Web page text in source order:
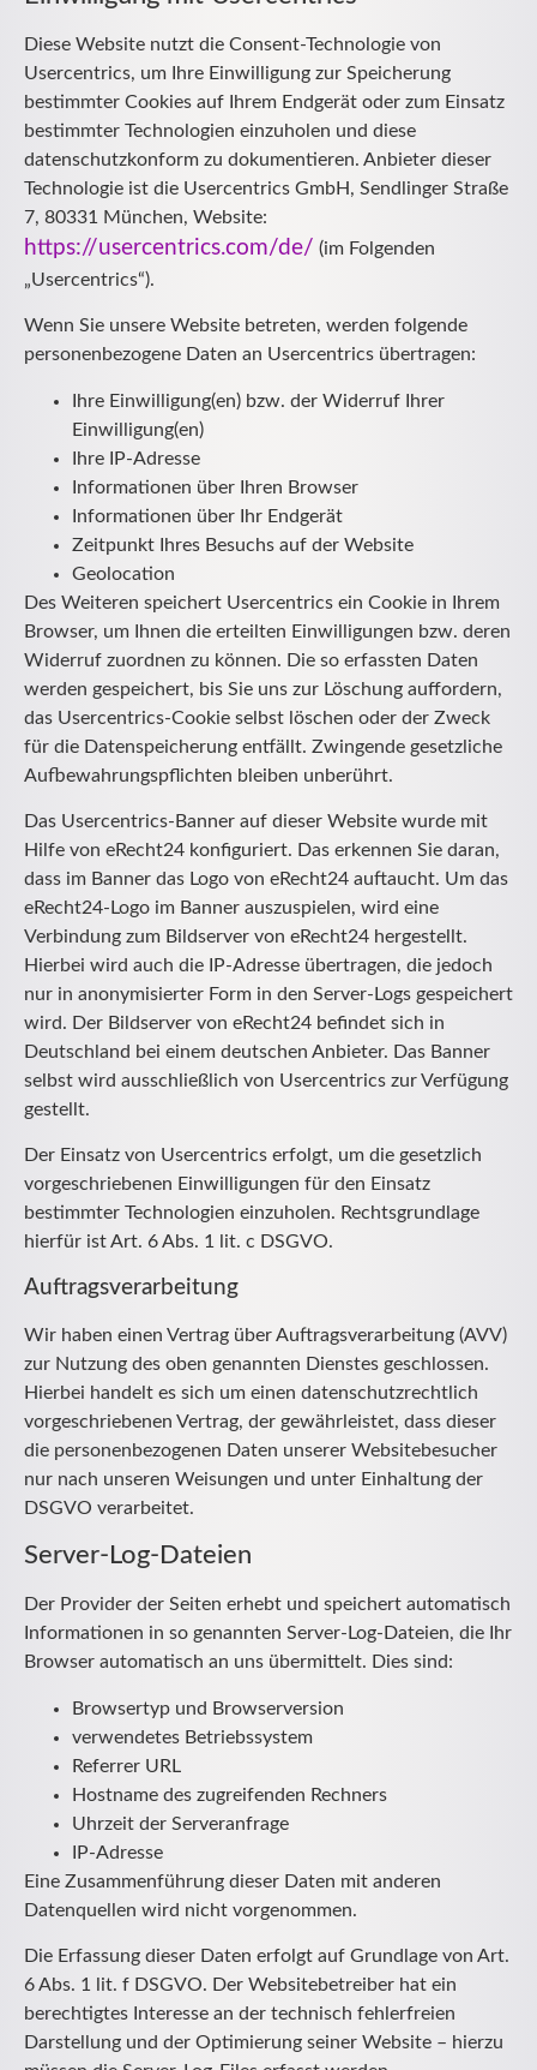
Diese Website nutzt die Consent-Technologie von
Usercentrics, um Ihre Einwilligung zur Speicherung
bestimmter Cookies auf Ihrem Endgerät oder zum Einsatz
bestimmter Technologien einzuholen und diese
datenschutzkonform zu dokumentieren. Anbieter dieser
Technologie ist die Usercentrics GmbH, Sendlinger Straße
7, 80331 München, Website:
https://usercentrics.com/de/ (im Folgenden
„Usercentrics“).
Wenn Sie unsere Website betreten, werden folgende
personenbezogene Daten an Usercentrics übertragen:
Ihre Einwilligung(en) bzw. der Widerruf Ihrer
Einwilligung(en)
Ihre IP-Adresse
Informationen über Ihren Browser
Informationen über Ihr Endgerät
Zeitpunkt Ihres Besuchs auf der Website
Geolocation
Des Weiteren speichert Usercentrics ein Cookie in Ihrem
Browser, um Ihnen die erteilten Einwilligungen bzw. deren
Widerruf zuordnen zu können. Die so erfassten Daten
werden gespeichert, bis Sie uns zur Löschung auffordern,
das Usercentrics-Cookie selbst löschen oder der Zweck
für die Datenspeicherung entfällt. Zwingende gesetzliche
Aufbewahrungspflichten bleiben unberührt.
Das Usercentrics-Banner auf dieser Website wurde mit
Hilfe von eRecht24 konfiguriert. Das erkennen Sie daran,
dass im Banner das Logo von eRecht24 auftaucht. Um das
eRecht24-Logo im Banner auszuspielen, wird eine
Verbindung zum Bildserver von eRecht24 hergestellt.
Hierbei wird auch die IP-Adresse übertragen, die jedoch
nur in anonymisierter Form in den Server-Logs gespeichert
wird. Der Bildserver von eRecht24 befindet sich in
Deutschland bei einem deutschen Anbieter. Das Banner
selbst wird ausschließlich von Usercentrics zur Verfügung
gestellt.
Der Einsatz von Usercentrics erfolgt, um die gesetzlich
vorgeschriebenen Einwilligungen für den Einsatz
bestimmter Technologien einzuholen. Rechtsgrundlage
hierfür ist Art. 6 Abs. 1 lit. c DSGVO.
Auftragsverarbeitung
Wir haben einen Vertrag über Auftragsverarbeitung (AVV)
zur Nutzung des oben genannten Dienstes geschlossen.
Hierbei handelt es sich um einen datenschutzrechtlich
vorgeschriebenen Vertrag, der gewährleistet, dass dieser
die personenbezogenen Daten unserer Websitebesucher
nur nach unseren Weisungen und unter Einhaltung der
DSGVO verarbeitet.
Server-Log-Dateien
Der Provider der Seiten erhebt und speichert automatisch
Informationen in so genannten Server-Log-Dateien, die Ihr
Browser automatisch an uns übermittelt. Dies sind:
Browsertyp und Browserversion
verwendetes Betriebssystem
Referrer URL
Hostname des zugreifenden Rechners
Uhrzeit der Serveranfrage
IP-Adresse
Eine Zusammenführung dieser Daten mit anderen
Datenquellen wird nicht vorgenommen.
Die Erfassung dieser Daten erfolgt auf Grundlage von Art.
6 Abs. 1 lit. f DSGVO. Der Websitebetreiber hat ein
berechtigtes Interesse an der technisch fehlerfreien
Darstellung und der Optimierung seiner Website – hierzu